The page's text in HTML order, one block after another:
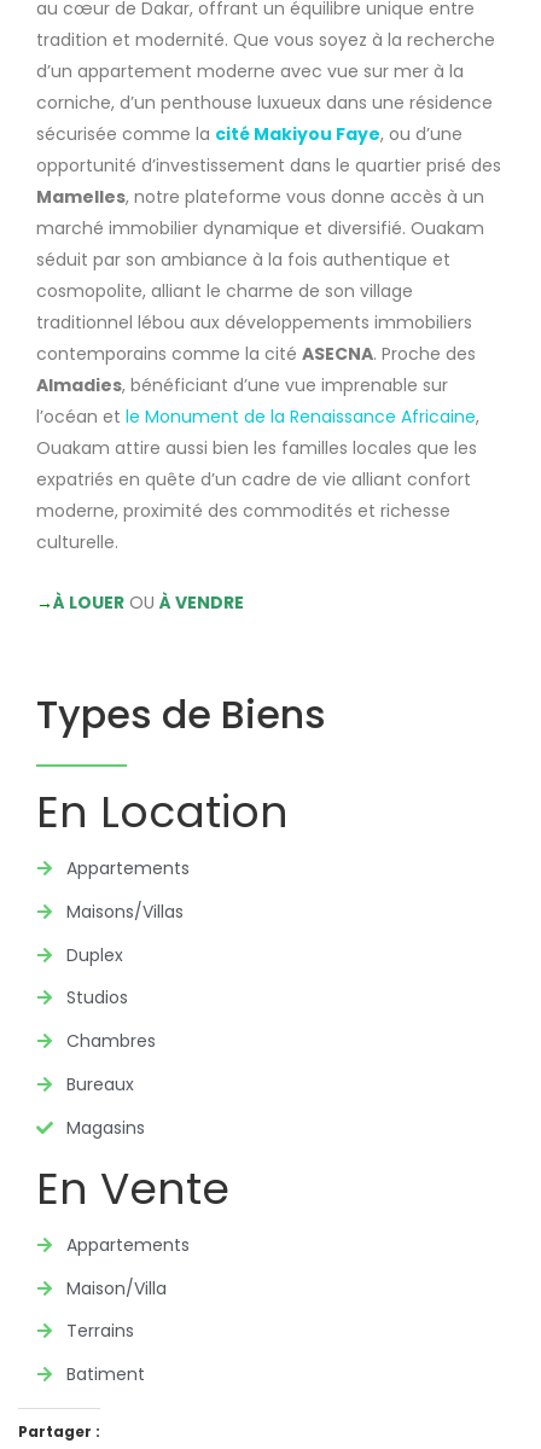
au cœur de Dakar, offrant un équilibre unique entre
tradition et modernité. Que vous soyez à la recherche
d’un appartement moderne avec vue sur mer à la
corniche, d’un penthouse luxueux dans une résidence
sécurisée comme la cité Makiyou Faye, ou d’une
opportunité d’investissement dans le quartier prisé des
Mamelles, notre plateforme vous donne accès à un
marché immobilier dynamique et diversifié. Ouakam
séduit par son ambiance à la fois authentique et
cosmopolite, alliant le charme de son village
traditionnel lébou aux développements immobiliers
contemporains comme la cité ASECNA. Proche des
Almadies, bénéficiant d’une vue imprenable sur
l’océan et le Monument de la Renaissance Africaine,
Ouakam attire aussi bien les familles locales que les
expatriés en quête d’un cadre de vie alliant confort
moderne, proximité des commodités et richesse
culturelle.​​​​​​​​​​​​​​​​
→À LOUER OU À VENDRE
Types de Biens
En Location
Appartements
Maisons/Villas
Duplex
Studios
Chambres
Bureaux
Magasins
En Vente
Appartements
Maison/Villa
Terrains
Batiment
Partager :